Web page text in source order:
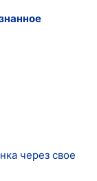
через свое